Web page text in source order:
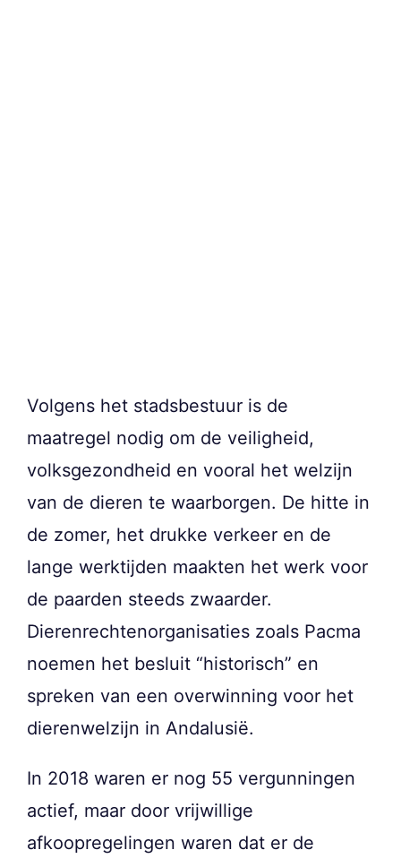
Volgens het stadsbestuur is de
maatregel nodig om de veiligheid,
volksgezondheid en vooral het welzijn
van de dieren te waarborgen. De hitte in
de zomer, het drukke verkeer en de
lange werktijden maakten het werk voor
de paarden steeds zwaarder.
Dierenrechtenorganisaties zoals Pacma
noemen het besluit “historisch” en
spreken van een overwinning voor het
dierenwelzijn in Andalusië.
In 2018 waren er nog 55 vergunningen
actief, maar door vrijwillige
afkoopregelingen waren dat er de